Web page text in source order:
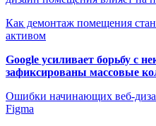
Как демонтаж помещения
активом
Google усиливает борьбу с
зафиксированы массовые
Ошибки начинающих веб-
Figma